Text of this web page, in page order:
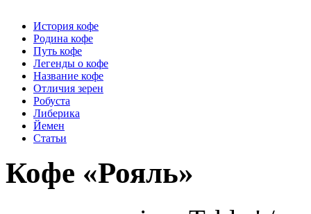
История кофе
Родина кофе
Путь кофе
Легенды о кофе
Название кофе
Отличия зерен
Робуста
Либерика
Йемен
Статьи
Кофе «Рояль»